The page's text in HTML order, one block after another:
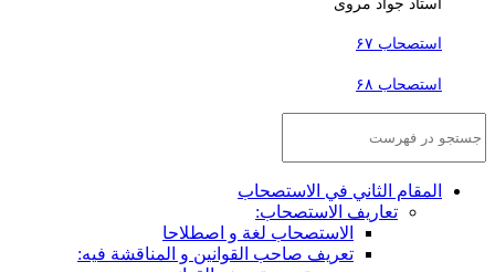
استصحاب ۶۷
استصحاب ۶۸
المقام الثاني في الاستصحاب
تعاريف الاستصحاب:
الاستصحاب لغة و اصطلاحا
تعريف صاحب القوانين و المناقشة فيه: